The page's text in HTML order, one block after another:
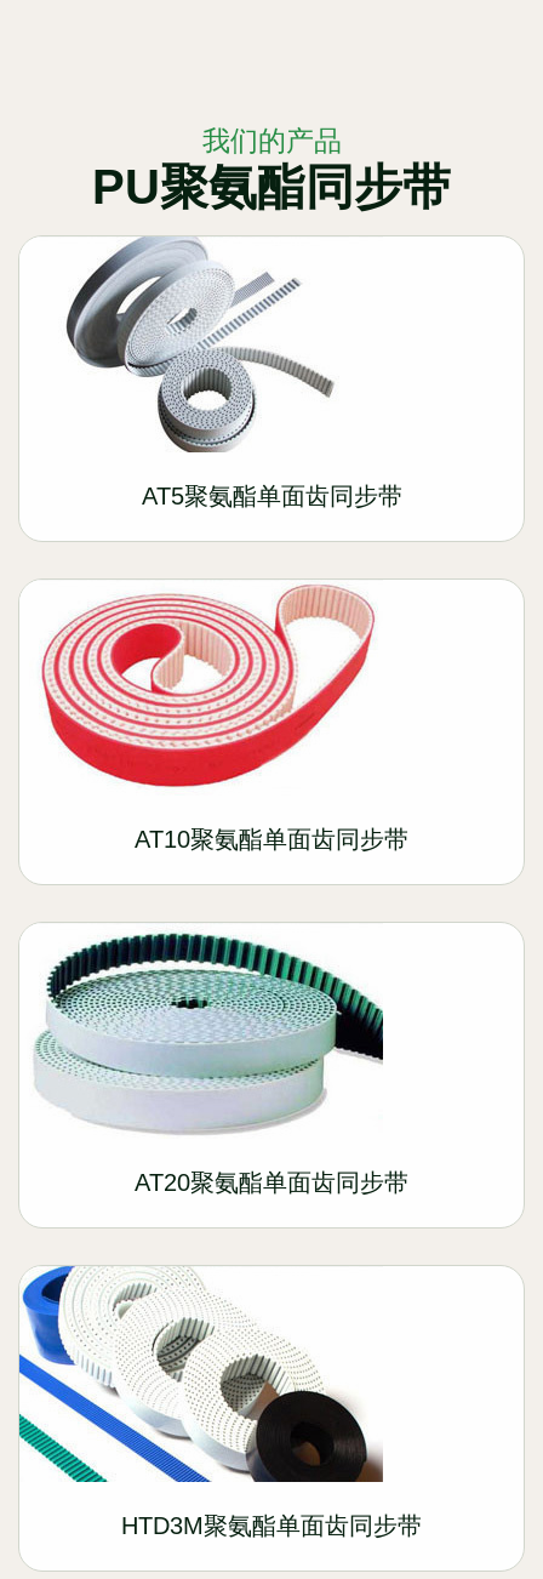
我们的产品
PU聚氨酯同步带
AT5聚氨酯单面齿同步带
AT10聚氨酯单面齿同步带
AT20聚氨酯单面齿同步带
HTD3M聚氨酯单面齿同步带